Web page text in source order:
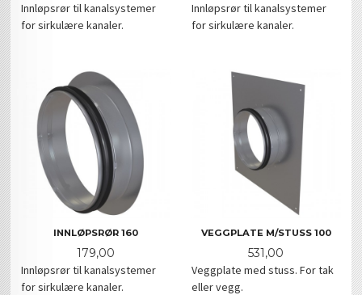
Innløpsrør til kanalsystemer
for sirkulære kanaler.
Innløpsrør til kanalsystemer
for sirkulære kanaler.
INNLØPSRØR 160
Pris
179,00
Innløpsrør til kanalsystemer
for sirkulære kanaler.
VEGGPLATE M/STUSS 100
Pris
531,00
Veggplate med stuss. For tak
eller vegg.